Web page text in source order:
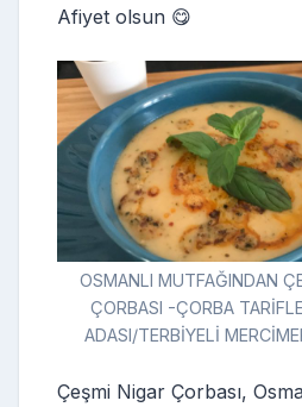
Afiyet olsun 😋
OSMANLI MUTFAĞINDAN
ÇORBASI -ÇORBA
ADASI/TERBİYELİ
Çeşmi Nigar Çorbası,